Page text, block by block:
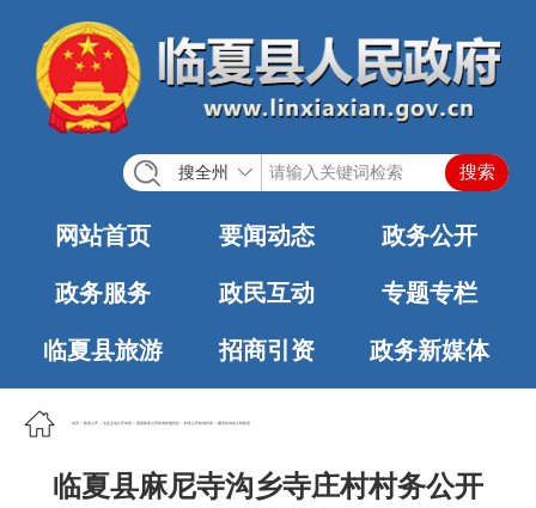
搜全州
网站首页 要闻动态 政务公开
政务服务 政民互动 专题专栏
临夏县旅游 招商引资 政务新媒体
首页 政务公开 法定主动公开内容 基层政务公开标准化规范化 村务公开标准目录 麻尼寺沟乡人民政府
临夏县麻尼寺沟乡寺庄村村务公开